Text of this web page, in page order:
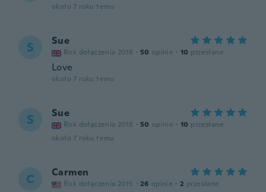
około 7 roku temu
S Sue
Rok dołączenia 2018 · 50 opinie · 10 przesłane
Love
około 7 roku temu
S Sue
Rok dołączenia 2018 · 50 opinie · 10 przesłane
około 7 roku temu
C Carmen
Rok dołączenia 2015 · 26 opinie · 2 przesłane